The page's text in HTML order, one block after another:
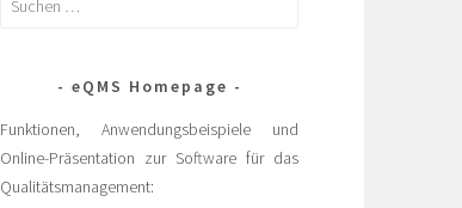
eQMS Homepage
Funktionen, Anwendungsbeispiele und
Online-Präsentation zur Software für das
Qualitätsmanagement: